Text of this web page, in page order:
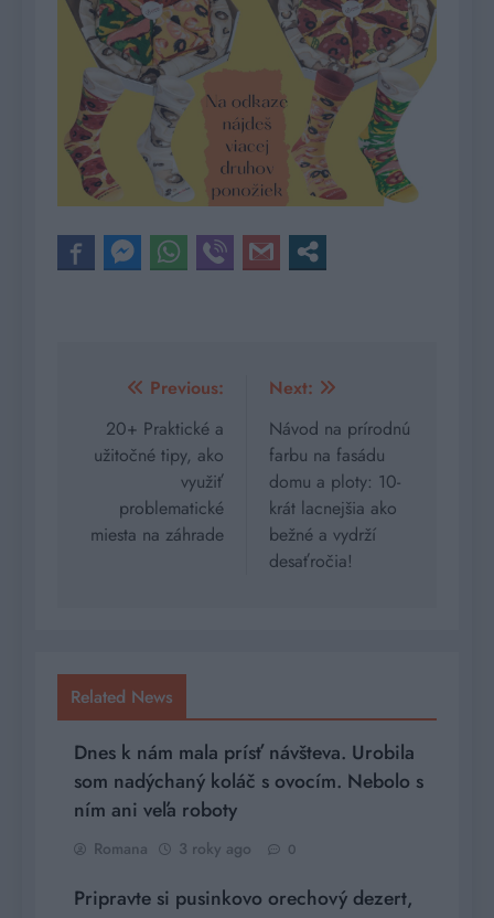
Navigácia
článku
Previous:
20+ Praktické a
užitočné tipy, ako
využiť
problematické
miesta na záhrade
Next:
Návod na prírodnú
farbu na fasádu
domu a ploty: 10-
krát lacnejšia ako
bežné a vydrží
desaťročia!
Related News
Dnes k nám mala prísť návšteva. Urobila
som nadýchaný koláč s ovocím. Nebolo s
ním ani veľa roboty
Romana 3 roky ago 0
Pripravte si pusinkovo orechový dezert,